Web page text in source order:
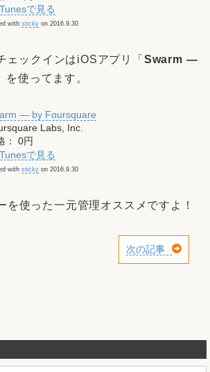
with sticky on 2016.9.30
ェックインはiOSアプリ「 Swarm —
を使ってます。
— by Foursquare
Labs, Inc.
： 0円
with sticky on 2016.9.30
を使った一元管理オススメですよ！
次の記事